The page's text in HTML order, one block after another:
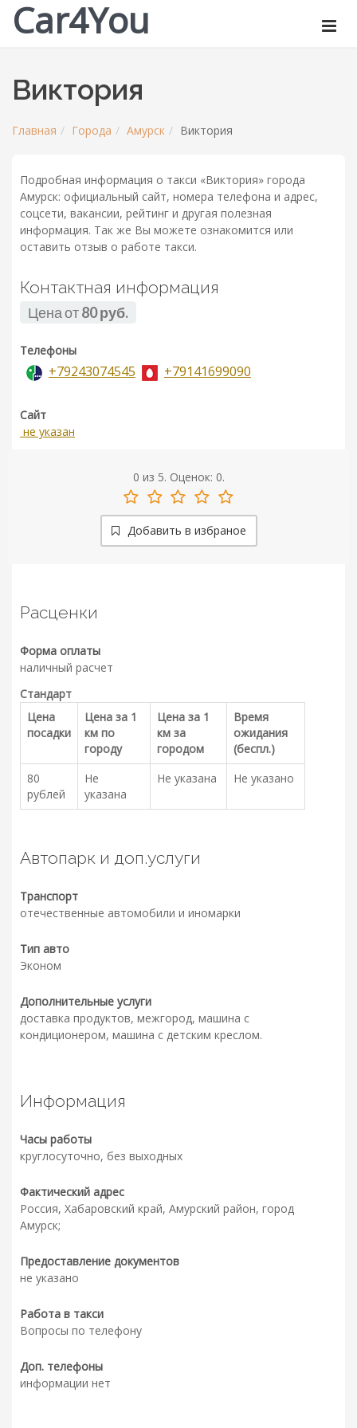
Car4You
Виктория
Главная Города Амурск Виктория
Подробная информация о такси «Виктория» города
Амурск: официальный сайт, номера телефона и адрес,
соцсети, вакансии, рейтинг и другая полезная
информация. Так же Вы можете ознакомится или
оставить отзыв о работе такси.
Контактная информация
Цена от80 руб.
Телефоны
+79243074545 +79141699090
Сайт
не указан
0 из 5. Оценок: 0.
Добавить в избраное
Расценки
Форма оплаты
наличный расчет
Стандарт
Цена
посадки
Цена за 1
км по
городу
Цена за 1
км за
городом
Время
ожидания
(беспл.)
80
рублей
Не
указана
Не указана Не указано
Автопарк и доп.услуги
Транспорт
отечественные автомобили и иномарки
Тип авто
Эконом
Дополнительные услуги
доставка продуктов, межгород, машина с
кондиционером, машина с детским креслом.
Информация
Часы работы
круглосуточно, без выходных
Фактический адрес
Россия, Хабаровский край, Амурский район, город
Амурск;
Предоставление документов
не указано
Работа в такси
Вопросы по телефону
Доп. телефоны
информации нет